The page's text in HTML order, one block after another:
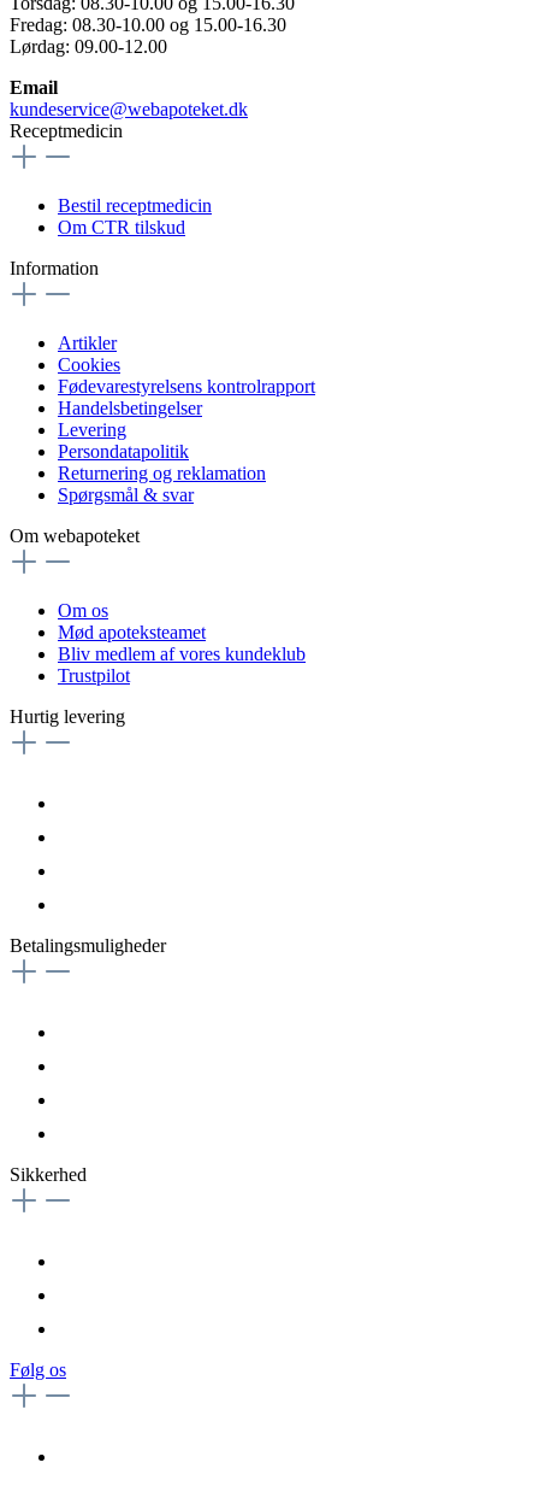
Fredag: 08.30-10.00 og 15.00-16.30
Lørdag: 09.00-12.00
Email
kundeservice@webapoteket.dk
Receptmedicin
Bestil receptmedicin
Om CTR tilskud
Information
Artikler
Cookies
Fødevarestyrelsens kontrolrapport
Handelsbetingelser
Levering
Persondatapolitik
Returnering og reklamation
Spørgsmål & svar
Om webapoteket
Om os
Mød apoteksteamet
Bliv medlem af vores kundeklub
Trustpilot
Hurtig levering
Betalingsmuligheder
Sikkerhed
Følg os